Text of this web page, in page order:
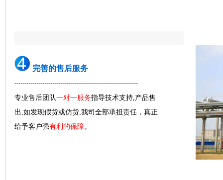
完善的售后服务
--------------------------------------------------------------
专业售后团队一对一服务指导技术支持,产品售
出,如发现假货或仿货,我司全部承担责任，真正
给予客户强有利的保障。